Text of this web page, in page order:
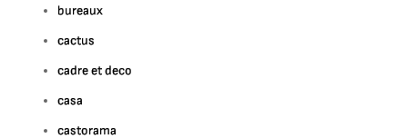
bureaux
cactus
cadre et deco
casa
castorama